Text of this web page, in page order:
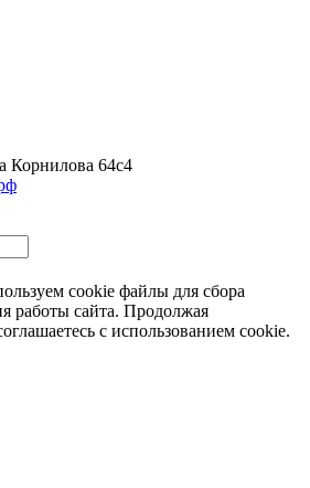
Корнилова 64с4
cookie файлы для сбора
работы сайта. Продолжая
с использованием cookie.